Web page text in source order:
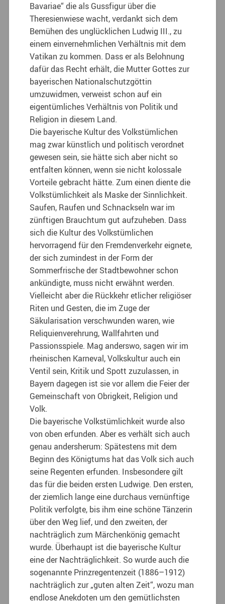
Bavariae“ die als Gussfigur über die
Theresienwiese wacht, verdankt sich dem
Bemühen des unglücklichen Ludwig III., zu
einem einvernehmlichen Verhältnis mit dem
Vatikan zu kommen. Dass er als Belohnung
dafür das Recht erhält, die Mutter Gottes zur
bayerischen Nationalschutzgöttin
umzuwidmen, verweist schon auf ein
eigentümliches Verhältnis von Politik und
Religion in diesem Land.
Die bayerische Kultur des Volkstümlichen
mag zwar künstlich und politisch verordnet
gewesen sein, sie hätte sich aber nicht so
entfalten können, wenn sie nicht kolossale
Vorteile gebracht hätte. Zum einen diente die
Volkstümlichkeit als Maske der Sinnlichkeit.
Saufen, Raufen und Schnackseln war im
zünftigen Brauchtum gut aufzuheben. Dass
sich die Kultur des Volkstümlichen
hervorragend für den Fremdenverkehr eignete,
der sich zumindest in der Form der
Sommerfrische der Stadtbewohner schon
ankündigte, muss nicht erwähnt werden.
Vielleicht aber die Rückkehr etlicher religiöser
Riten und Gesten, die im Zuge der
Säkularisation verschwunden waren, wie
Reliquienverehrung, Wallfahrten und
Passionsspiele. Mag anderswo, sagen wir im
rheinischen Karneval, Volkskultur auch ein
Ventil sein, Kritik und Spott zuzulassen, in
Bayern dagegen ist sie vor allem die Feier der
Gemeinschaft von Obrigkeit, Religion und
Volk.
Die bayerische Volkstümlichkeit wurde also
von oben erfunden. Aber es verhält sich auch
genau andersherum: Spätestens mit dem
Beginn des Königtums hat das Volk sich auch
seine Regenten erfunden. Insbesondere gilt
das für die beiden ersten Ludwige. Den ersten,
der ziemlich lange eine durchaus vernünftige
Politik verfolgte, bis ihm eine schöne Tänzerin
über den Weg lief, und den zweiten, der
nachträglich zum Märchenkönig gemacht
wurde. Überhaupt ist die bayerische Kultur
eine der Nachträglichkeit. So wurde auch die
sogenannte Prinzregentenzeit (1886–1912)
nachträglich zur „guten alten Zeit“, wozu man
endlose Anekdoten um den gemütlichsten